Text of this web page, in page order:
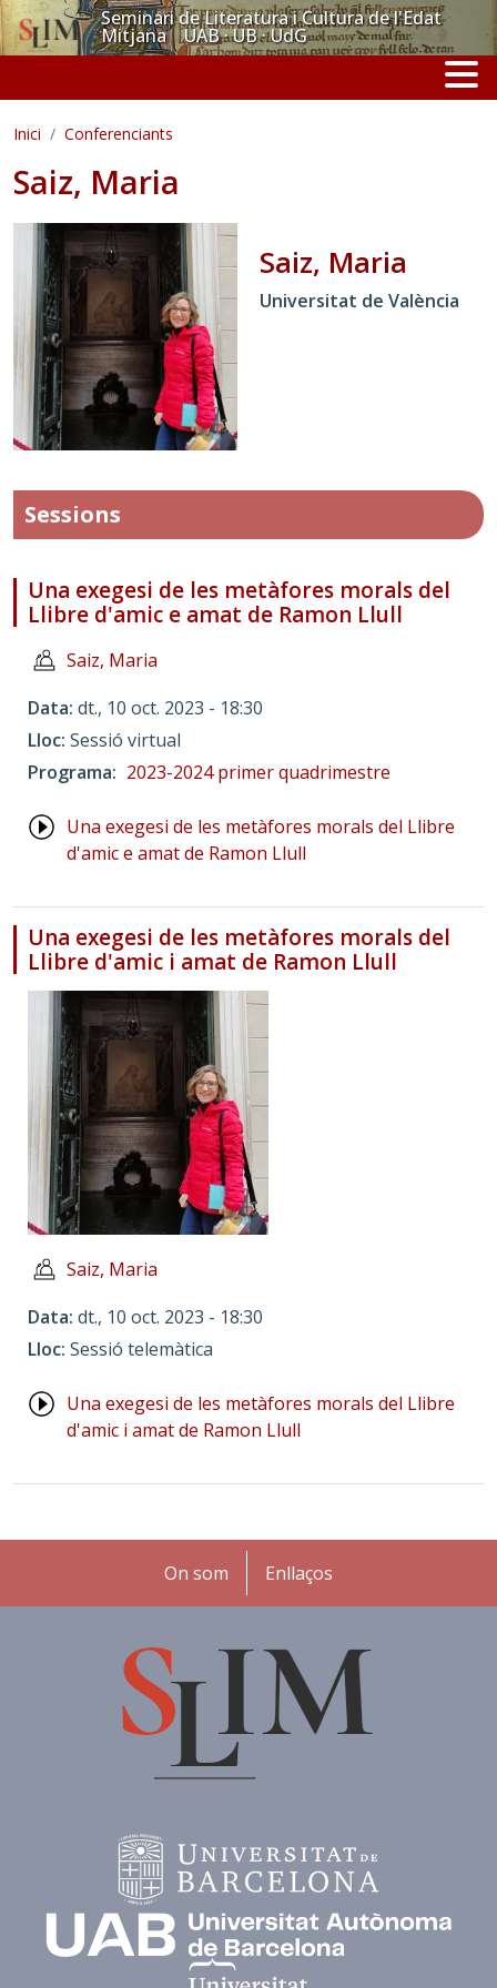
Vés al contingutSeminari de Literatura i Cultura de l'Edat
Mitjana UAB · UB · UdG
Inici Conferenciants
Saiz, Maria
Saiz, Maria
Universitat de València
Sessions
Una exegesi de les metàfores morals del
Llibre d'amic e amat de Ramon Llull
Saiz, Maria
Data dt., 10 oct. 2023 - 18:30
Lloc Sessió virtual
Programa
2023-2024 primer quadrimestre
Una exegesi de les metàfores morals del Llibre
d'amic e amat de Ramon Llull
Una exegesi de les metàfores morals del
Llibre d'amic i amat de Ramon Llull
Saiz, Maria
Data dt., 10 oct. 2023 - 18:30
Lloc Sessió telemàtica
Una exegesi de les metàfores morals del Llibre
d'amic i amat de Ramon Llull
Peu
On som Enllaços